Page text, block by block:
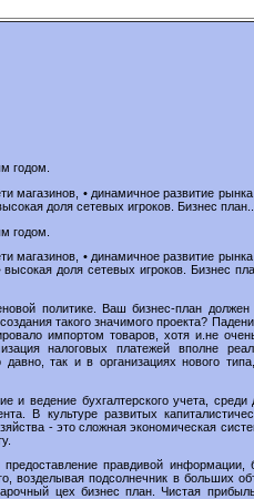
годом.
магазинов, • динамичное развитие
доля сетевых игроков. Бизнес план...
годом.
магазинов, • динамичное развитие
доля сетевых игроков. Бизнес
политике. Ваш бизнес-план
такого значимого проекта?
импортом товаров, хотя и.не
налоговых платежей вполне
так и в организациях нового
ведение бухгалтерского учета, среди
В культуре развитых
- это сложная экономическая
правдивой информации,
возделывая подсолнечник в больших
цех бизнес план. Чистая